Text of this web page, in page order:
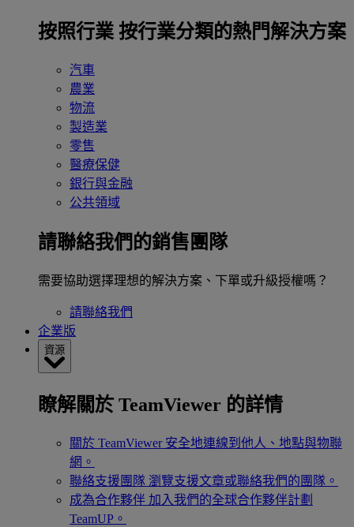
按照行業 按行業分類的熱門解決方案
汽車
農業
物流
製造業
零售
醫療保健
銀行與金融
公共領域
請聯絡我們的銷售團隊
需要協助選擇理想的解決方案、下單或升級授權嗎？
請聯絡我們
企業版
資源
瞭解關於 TeamViewer 的詳情
關於 TeamViewer 安全地連線到他人、地點與物聯
網。
聯絡支援團隊 瀏覽支援文章或聯絡我們的團隊。
成為合作夥伴 加入我們的全球合作夥伴計劃
TeamUP。